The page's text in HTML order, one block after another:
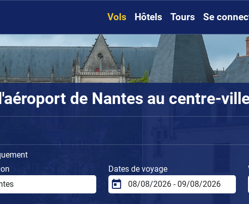
Vols Hôtels Tours Se
de Nantes au centre-
Dates de voyage